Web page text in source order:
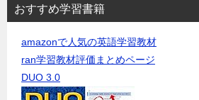
おすすめ学習書籍
amazonで人気の英語学習教材
ran学習教材評価まとめページ
DUO 3.0